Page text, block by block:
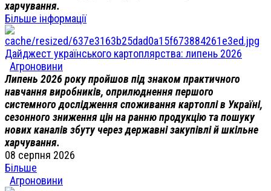
харчування.
Більше інформації
Дайджест українського картоплярства: липень 2026
Агроновини
Липень 2026 року пройшов під знаком практичного
навчання виробників, оприлюднення першого
системного дослідження споживання картоплі в Україні,
сезонного зниження цін на ранню продукцію та пошуку
нових каналів збуту через державні закупівлі й шкільне
харчування.
08 серпня 2026
Більше
Агроновини